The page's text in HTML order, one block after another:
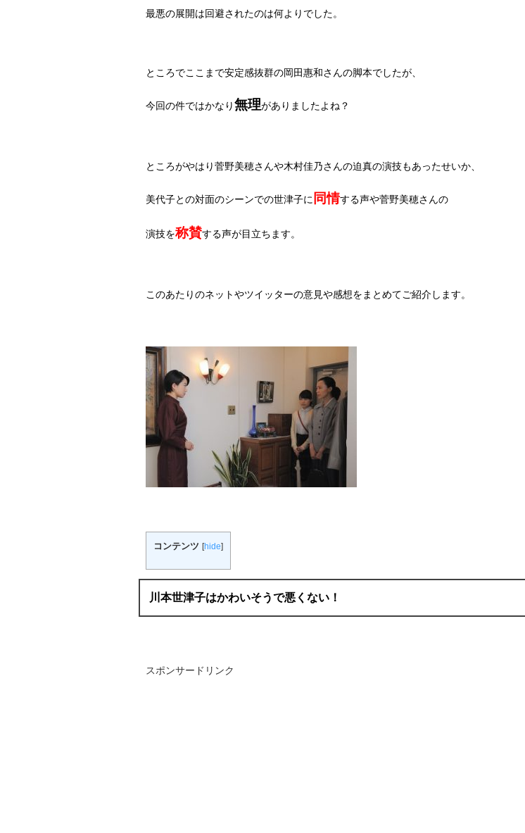
最悪の展開は回避されたのは何よりでした。
ところでここまで安定感抜群の岡田惠和さんの脚本でしたが、
今回の件ではかなり無理がありましたよね？
ところがやはり菅野美穂さんや木村佳乃さんの迫真の演技もあったせいか、
美代子との対面のシーンでの世津子に 同情する声や菅野美穂さんの
演技を称賛する声が目立ちます。
このあたりのネットやツイッターの意見や感想をまとめてご紹介します。
コンテンツ [hide]
川本世津子はかわいそうで悪くない！
スポンサードリンク